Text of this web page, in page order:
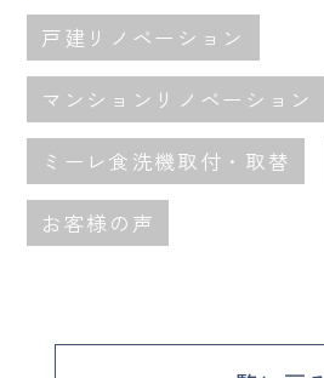
戸建リノベーション
マンションリノベーション
ミーレ食洗機取付・取替
お客様の声